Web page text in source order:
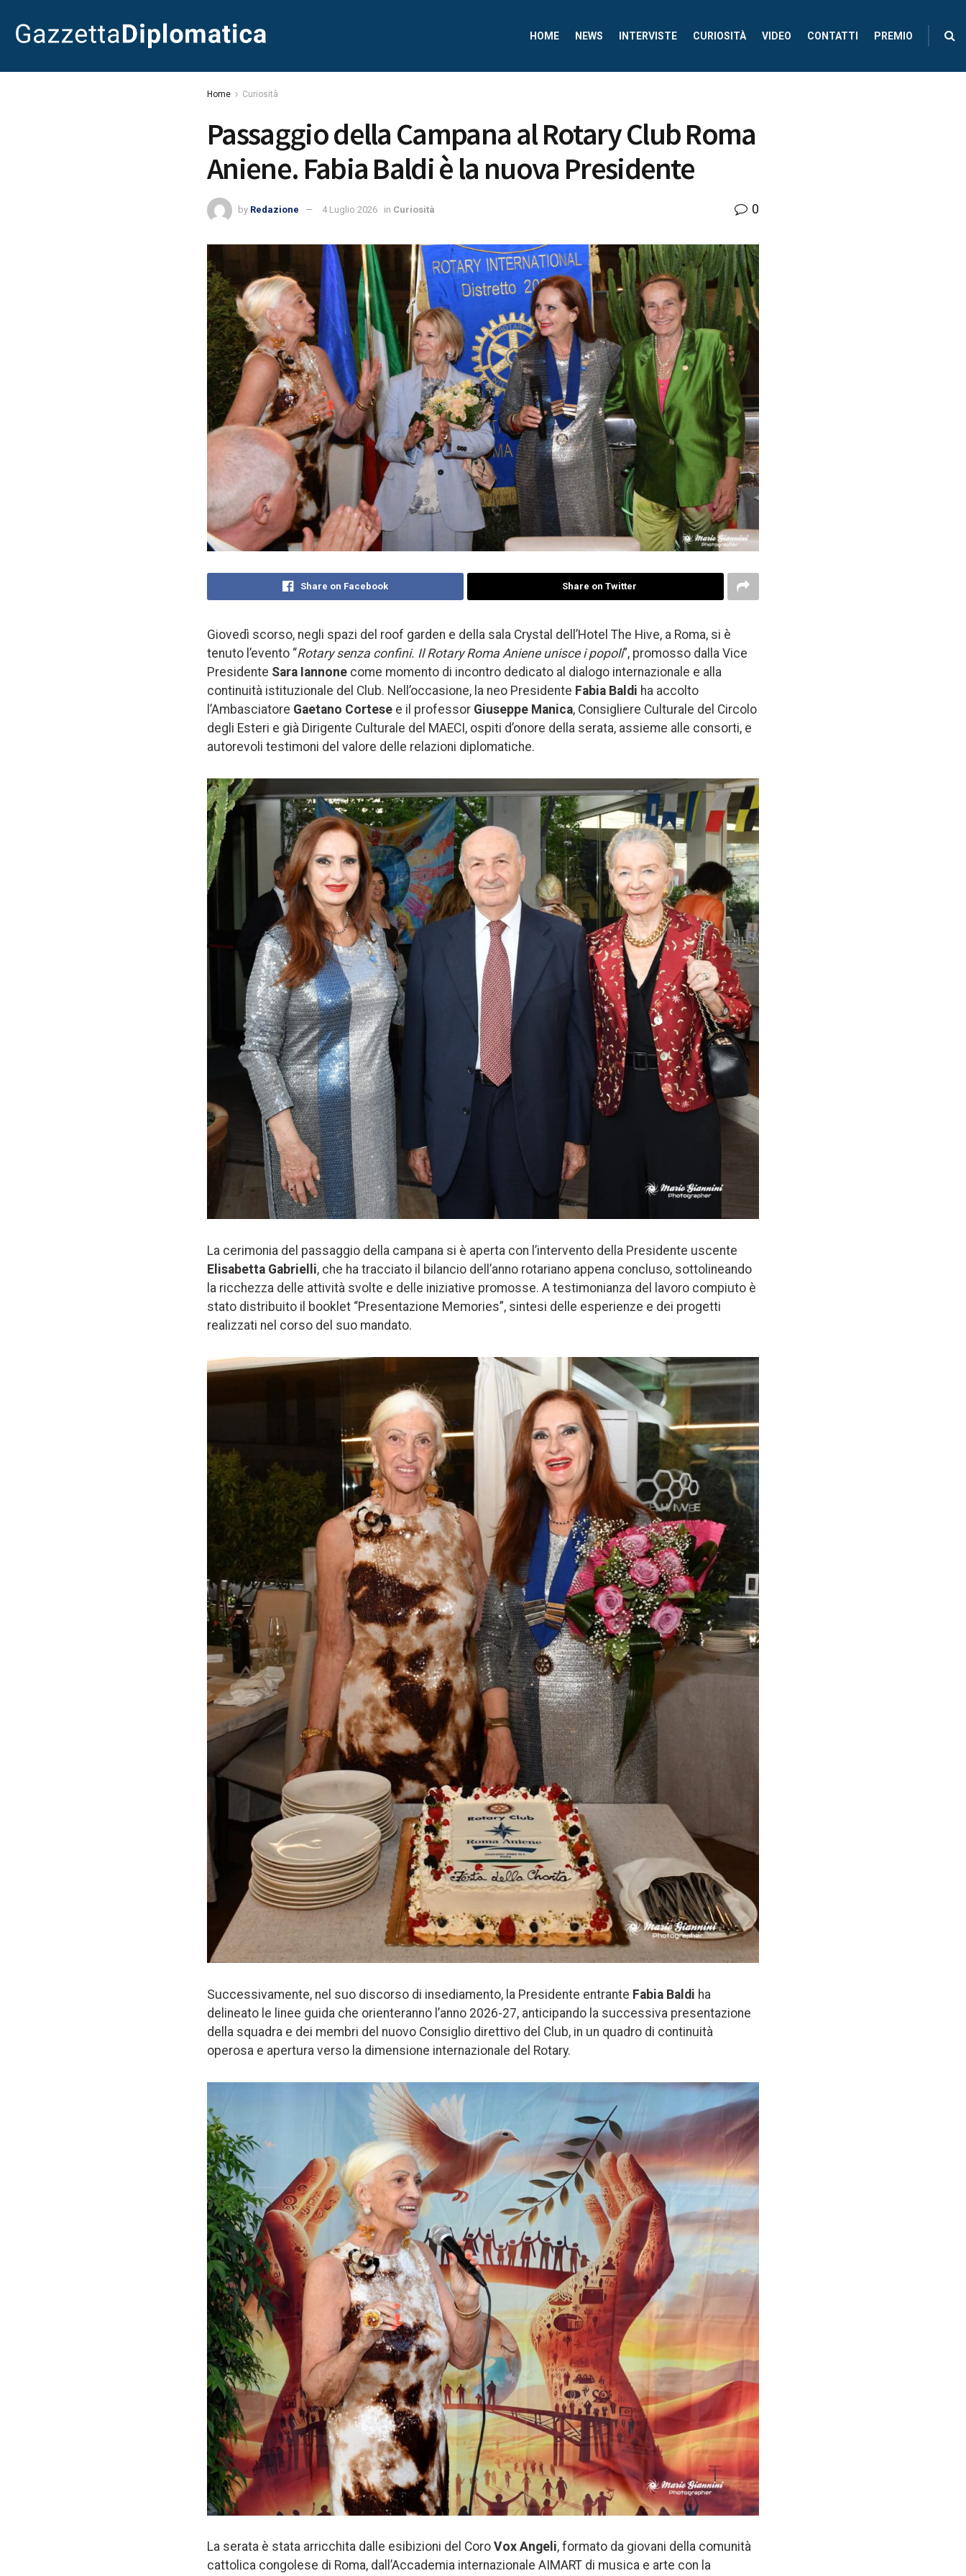
HOME NEWS INTERVISTE CURIOSITÀ VIDEO CONTATTI PREMIO
Home Curiosità
Passaggio della Campana al Rotary Club Roma
Aniene. Fabia Baldi è la nuova Presidente
by Redazione 4 Luglio 2026 in Curiosità 0
Share on Facebook Share on Twitter
Giovedì scorso, negli spazi del roof garden e della sala Crystal dell’Hotel The Hive, a Roma, si è
tenuto l’evento “Rotary senza confini. Il Rotary Roma Aniene unisce i popoli”, promosso dalla Vice
Presidente Sara Iannone come momento di incontro dedicato al dialogo internazionale e alla
continuità istituzionale del Club. Nell’occasione, la neo Presidente Fabia Baldi ha accolto
l’Ambasciatore Gaetano Cortese e il professor Giuseppe Manica, Consigliere Culturale del Circolo
degli Esteri e già Dirigente Culturale del MAECI, ospiti d’onore della serata, assieme alle consorti, e
autorevoli testimoni del valore delle relazioni diplomatiche.
La cerimonia del passaggio della campana si è aperta con l’intervento della Presidente uscente
Elisabetta Gabrielli, che ha tracciato il bilancio dell’anno rotariano appena concluso, sottolineando
la ricchezza delle attività svolte e delle iniziative promosse. A testimonianza del lavoro compiuto è
stato distribuito il booklet “Presentazione Memories”, sintesi delle esperienze e dei progetti
realizzati nel corso del suo mandato.
Successivamente, nel suo discorso di insediamento, la Presidente entrante Fabia Baldi ha
delineato le linee guida che orienteranno l’anno 2026-27, anticipando la successiva presentazione
della squadra e dei membri del nuovo Consiglio direttivo del Club, in un quadro di continuità
operosa e apertura verso la dimensione internazionale del Rotary.
La serata è stata arricchita dalle esibizioni del Coro Vox Angeli, formato da giovani della comunità
cattolica congolese di Roma, dall’Accademia internazionale AIMART di musica e arte con la